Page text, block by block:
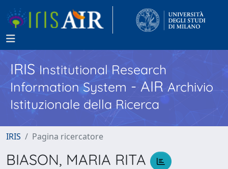
IRISInstitutional Research
Information System - AIR Archivio
Istituzionale della Ricerca
IRIS Pagina ricercatore
BIASON, MARIA RITA